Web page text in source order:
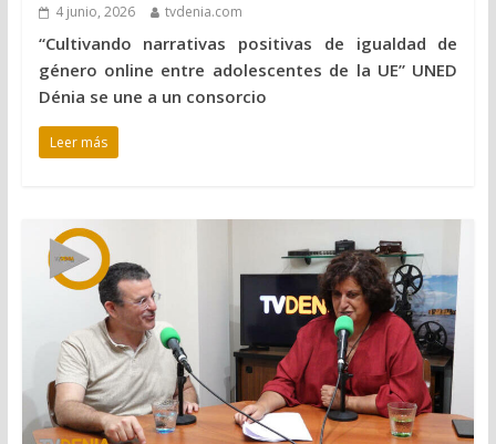
4 junio, 2026 tvdenia.com
“Cultivando narrativas positivas de igualdad de
género online entre adolescentes de la UE” UNED
Dénia se une a un consorcio
Leer más